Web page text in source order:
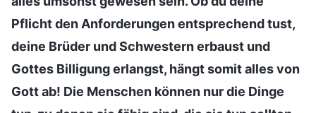
Pflicht den Anforderungen entsprechend tust,
deine Brüder und Schwestern erbaust und
Gottes Billigung erlangst, hängt somit alles von
Gott ab! Die Menschen können nur die Dinge